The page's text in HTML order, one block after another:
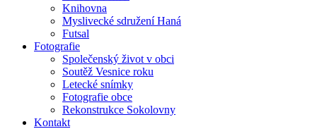
Knihovna
Myslivecké sdružení Haná
Futsal
Fotografie
Společenský život v obci
Soutěž Vesnice roku
Letecké snímky
Fotografie obce
Rekonstrukce Sokolovny
Kontakt